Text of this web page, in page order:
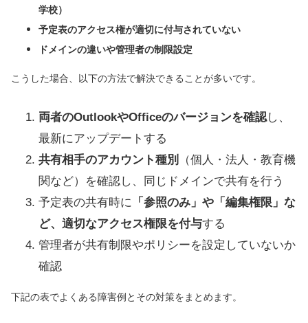
学校）
予定表のアクセス権が適切に付与されていない
ドメインの違いや管理者の制限設定
こうした場合、以下の方法で解決できることが多いです。
両者のOutlookやOfficeのバージョンを確認し、
最新にアップデートする
共有相手のアカウント種別
（個人・法人・教育機
関など）を確認し、同じドメインで共有を行う
予定表の共有時に 「参照のみ」や「編集権限」な
ど、適切なアクセス権限を付与する
管理者が共有制限やポリシーを設定していないか
確認
下記の表でよくある障害例とその対策をまとめます。